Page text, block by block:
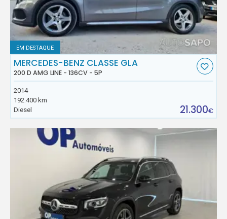
EM DESTAQUE
MERCEDES-BENZ CLASSE GLA
200 D AMG LINE - 136CV - 5P
2014
192.400 km
Diesel
21.300€